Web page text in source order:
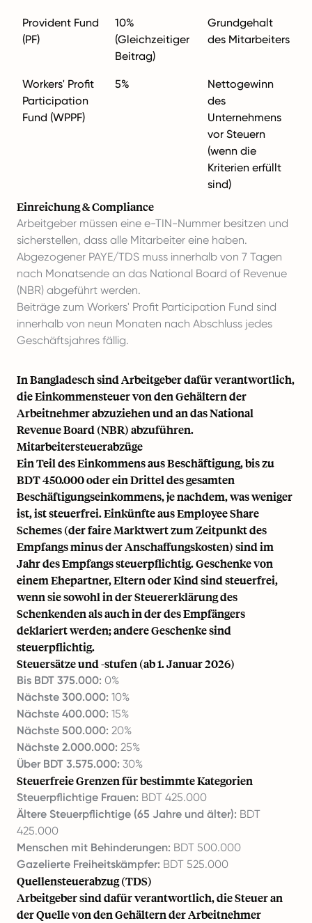
Provident Fund
(PF)
10%
(Gleichzeitiger
Beitrag)
Grundgehalt
des Mitarbeiters
Workers' Profit
Participation
Fund (WPPF)
5%
Nettogewinn
des
Unternehmens
vor Steuern
(wenn die
Kriterien erfüllt
sind)
Einreichung & Compliance
Arbeitgeber müssen eine e-TIN-Nummer besitzen und
sicherstellen, dass alle Mitarbeiter eine haben.
Abgezogener PAYE/TDS muss innerhalb von 7 Tagen
nach Monatsende an das National Board of Revenue
(NBR) abgeführt werden.
Beiträge zum Workers' Profit Participation Fund sind
innerhalb von neun Monaten nach Abschluss jedes
Geschäftsjahres fällig.
In Bangladesch sind Arbeitgeber dafür verantwortlich,
die Einkommensteuer von den Gehältern der
Arbeitnehmer abzuziehen und an das National
Revenue Board (NBR) abzuführen.
Mitarbeitersteuerabzüge
Ein Teil des Einkommens aus Beschäftigung, bis zu
BDT 450.000 oder ein Drittel des gesamten
Beschäftigungseinkommens, je nachdem, was weniger
ist, ist steuerfrei. Einkünfte aus Employee Share
Schemes (der faire Marktwert zum Zeitpunkt des
Empfangs minus der Anschaffungskosten) sind im
Jahr des Empfangs steuerpflichtig. Geschenke von
einem Ehepartner, Eltern oder Kind sind steuerfrei,
wenn sie sowohl in der Steuererklärung des
Schenkenden als auch in der des Empfängers
deklariert werden; andere Geschenke sind
steuerpflichtig.
Steuersätze und -stufen (ab 1. Januar 2026)
Bis BDT 375.000: 0%
Nächste 300.000: 10%
Nächste 400.000: 15%
Nächste 500.000: 20%
Nächste 2.000.000: 25%
Über BDT 3.575.000: 30%
Steuerfreie Grenzen für bestimmte Kategorien
Steuerpflichtige Frauen: BDT 425.000
Ältere Steuerpflichtige (65 Jahre und älter): BDT
425.000
Menschen mit Behinderungen: BDT 500.000
Gazelierte Freiheitskämpfer: BDT 525.000
Quellensteuerabzug (TDS)
Arbeitgeber sind dafür verantwortlich, die Steuer an
der Quelle von den Gehältern der Arbeitnehmer